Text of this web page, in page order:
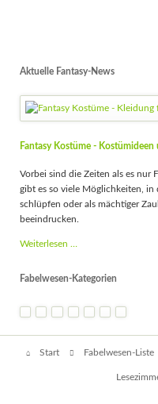
Aktuelle Fantasy-News
Fantasy Kostüme -
Vorbei sind die Zeiten als es nur
gibt es so viele Möglichkeiten, in
schlüpfen oder als mächtiger
beeindrucken.
Weiterlesen …
-
Gelegenheiten
Fabelwesen-Kategorien
Start Fabelwesen-Liste